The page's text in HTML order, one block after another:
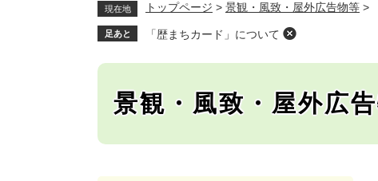
現在地 トップページ > 景観・風致・屋外広告物等 >
足あと 「歴まちカード」について
景観・風致・屋外広